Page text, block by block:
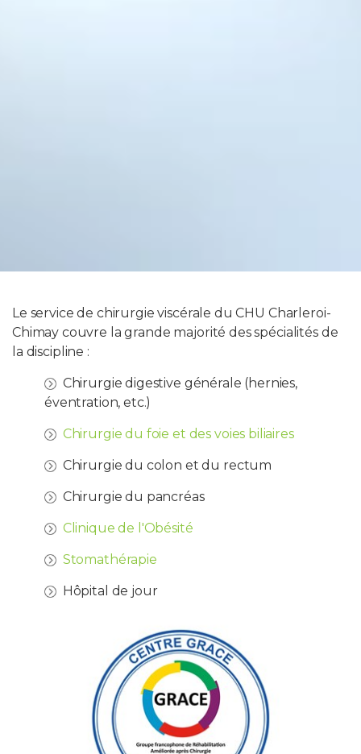
Le service de chirurgie viscérale du CHU Charleroi-
Chimay couvre la grande majorité des spécialités de
la discipline :
Chirurgie digestive générale (hernies,
éventration, etc.)
Chirurgie du foie et des voies biliaires
Chirurgie du colon et du rectum
Chirurgie du pancréas
Clinique de l'Obésité
Stomathérapie
Hôpital de jour